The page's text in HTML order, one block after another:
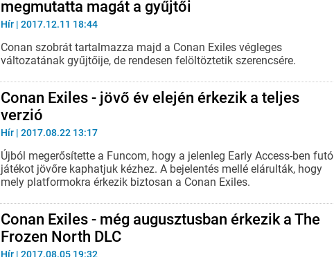
megmutatta magát a gyűjtői
Hír | 2017.12.11 18:44
Conan szobrát tartalmazza majd a Conan Exiles végleges
változatának gyűjtőije, de rendesen felöltöztetik szerencsére.
Conan Exiles - jövő év elején érkezik a teljes
verzió
Hír | 2017.08.22 13:17
Újból megerősítette a Funcom, hogy a jelenleg Early Access-ben futó
játékot jövőre kaphatjuk kézhez. A bejelentés mellé elárulták, hogy
mely platformokra érkezik biztosan a Conan Exiles.
Conan Exiles - még augusztusban érkezik a The
Frozen North DLC
Hír | 2017.08.05 19:32